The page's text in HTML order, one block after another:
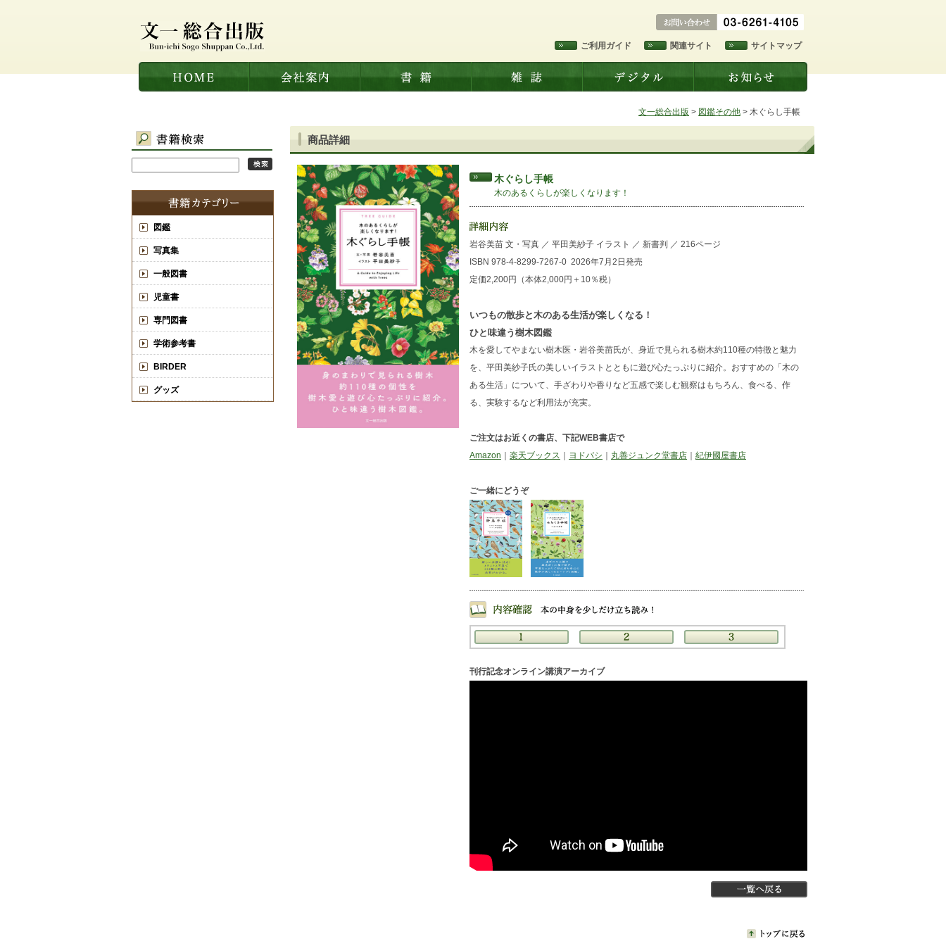
サイトマップ
関連サイト
ご利用ガイド
文一総合出版 > 図鑑その他 > 木ぐらし手帳
図鑑
写真集
一般図書
児童書
専門図書
学術参考書
BIRDER
グッズ
商品詳細
木ぐらし手帳
木のあるくらしが楽しくなります！
岩谷美苗 文・写真 ／ 平田美紗子 イラスト ／ 新書判 ／ 216ページ
ISBN 978-4-8299-7267-0 2026年7月2日発売
定価2,200円（本体2,000円＋10％税）
いつもの散歩と木のある生活が楽しくなる！
ひと味違う樹木図鑑
木を愛してやまない樹木医・岩谷美苗氏が、身近で見られる樹木約110種の特徴と魅力
を、平田美紗子氏の美しいイラストとともに遊び心たっぷりに紹介。おすすめの「木の
ある生活」について、手ざわりや香りなど五感で楽しむ観察はもちろん、食べる、作
る、実験するなど利用法が充実。
ご注文はお近くの書店、下記WEB書店で
Amazon
楽天ブックス ヨドバシ 丸善ジュンク堂書店 紀伊國屋書店
ご一緒にどうぞ
刊行記念オンライン講演アーカイブ